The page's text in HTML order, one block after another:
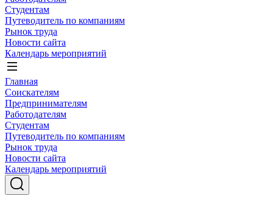
Студентам
Путеводитель по компаниям
Рынок труда
Новости сайта
Календарь мероприятий
Главная
Соискателям
Предпринимателям
Работодателям
Студентам
Путеводитель по компаниям
Рынок труда
Новости сайта
Календарь мероприятий